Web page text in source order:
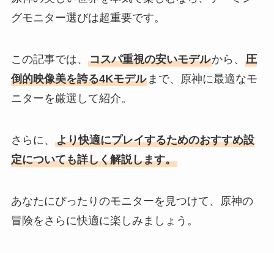
グモニター選びは超重要です。
この記事では、 コスパ重視の安いモデルから、 圧
倒的映像美を誇る4Kモデルまで、原神に最適なモ
ニターを厳選して紹介。
さらに、 より快適にプレイするためのおすすめ設
定についても詳しく解説します。
あなたにぴったりのモニターを見つけて、原神の
冒険をさらに快適に楽しみましょう。